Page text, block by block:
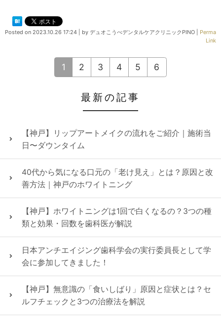
Posted on 2023.10.26 17:24 by デュオこうべデンタルケアクリニックPINO
Perma
Link
1 2 3 4 5 6
最新の記事
【神戸】リップアートメイクの流れをご紹介｜施術当
日〜ダウンタイム
40代から気になる口元の「老け見え」とは？原因と改
善方法｜神戸のホワイトニング
【神戸】ホワイトニングは1回で白くなるの？3つの種
類と効果・回数を歯科医が解説
日本アンチエイジング歯科学会の実行委員長として学
会に参加してきました！
【神戸】無意識の「食いしばり」原因と症状とは？セ
ルフチェックと3つの治療法を解説